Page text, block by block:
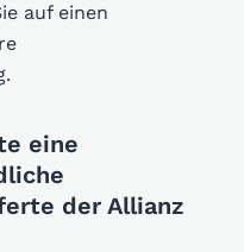
auf einen
eine
der Allianz